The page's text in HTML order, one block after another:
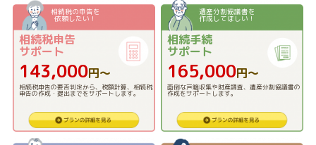
相続税の申告を
依頼したい！
相続税申告
サポート
143,000円〜
相続税申告の要否判定から、税額計算、相続税
申告の作成・提出までをサポートします。
遺産分割協議書を
作成してほしい！
相続手続
サポート
165,000円〜
面倒な戸籍収集や財産調査、遺産分割協議書の
作成をサポートします。